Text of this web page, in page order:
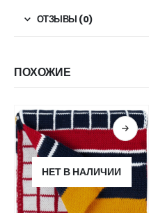
ОТЗЫВЫ (0)
ПОХОЖИЕ
НЕТ В НАЛИЧИИ